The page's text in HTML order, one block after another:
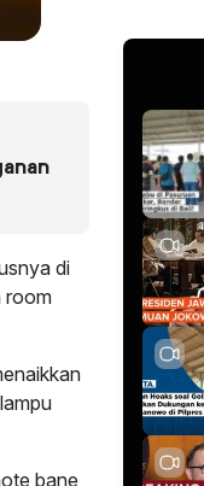
di
room
bane